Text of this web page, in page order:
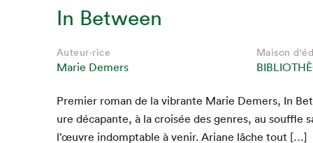
Auteur·rice
Marie Demers
Maison
Auteur·rice
Marie Demers
Maison
In Between
Auteur·rice
Marie Demers
Maison
Pre­mier roman de la vibrante Marie Demers, In
ure déca­pante, à la croisée des gen­res, au souf­fle
l’œu­vre indompt­able à venir. Ari­ane lâche tout […]
Auteur·rice
Marie Demers
Maison
Auteur·rice
Marie Demers
Maison
Auteur·rice
Marie Demers
Maison